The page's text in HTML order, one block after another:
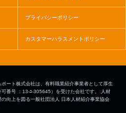
プライバシーポリシー
カスタマーハラスメントポリシー